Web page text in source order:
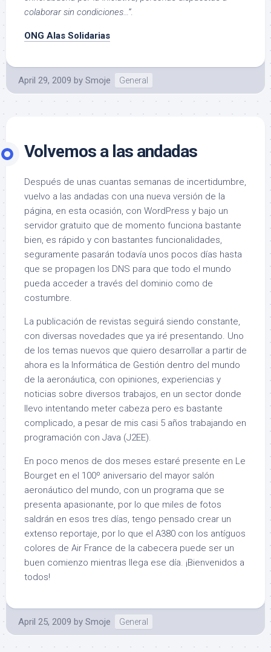
colaborar sin condiciones…”.
ONG Alas Solidarias
April 29, 2009 by Smoje General
Volvemos a las andadas
Después de unas cuantas semanas de incertidumbre,
vuelvo a las andadas con una nueva versión de la
página, en esta ocasión, con WordPress y bajo un
servidor gratuito que de momento funciona bastante
bien, es rápido y con bastantes funcionalidades,
seguramente pasarán todavía unos pocos días hasta
que se propagen los DNS para que todo el mundo
pueda acceder a través del dominio como de
costumbre.
La publicación de revistas seguirá siendo constante,
con diversas novedades que ya iré presentando. Uno
de los temas nuevos que quiero desarrollar a partir de
ahora es la Informática de Gestión dentro del mundo
de la aeronáutica, con opiniones, experiencias y
noticias sobre diversos trabajos, en un sector donde
llevo intentando meter cabeza pero es bastante
complicado, a pesar de mis casi 5 años trabajando en
programación con Java (J2EE).
En poco menos de dos meses estaré presente en Le
Bourget en el 100º aniversario del mayor salón
aeronáutico del mundo, con un programa que se
presenta apasionante, por lo que miles de fotos
saldrán en esos tres días, tengo pensado crear un
extenso reportaje, por lo que el A380 con los antíguos
colores de Air France de la cabecera puede ser un
buen comienzo mientras llega ese día. ¡Bienvenidos a
todos!
April 25, 2009 by Smoje General